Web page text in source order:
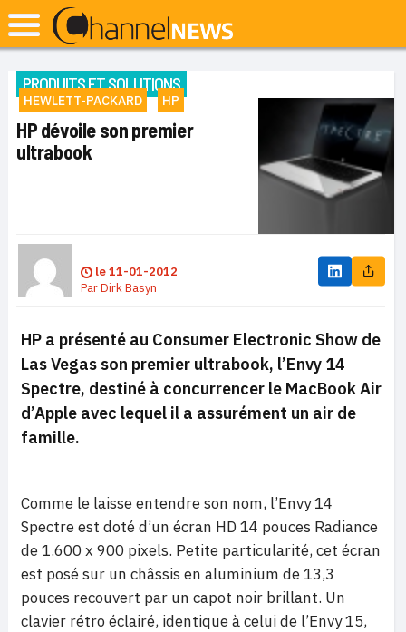
PRODUITS ET SOLUTIONS
HEWLETT-PACKARD HP
HP dévoile son premier
ultrabook
le11-01-2012
ParDirk Basyn
HP a présenté au Consumer Electronic Show de
Las Vegas son premier ultrabook, l’Envy 14
Spectre, destiné à concurrencer le MacBook Air
d’Apple avec lequel il a assurément un air de
famille.
Comme le laisse entendre son nom, l’Envy 14
Spectre est doté d’un écran HD 14 pouces Radiance
de 1.600 x 900 pixels. Petite particularité, cet écran
est posé sur un châssis en aluminium de 13,3
pouces recouvert par un capot noir brillant. Un
clavier rétro éclairé, identique à celui de l’Envy 15,